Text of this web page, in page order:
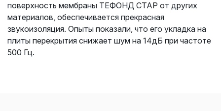
поверхность мембраны ТЕФОНД СТАР от других
материалов, обеспечивается прекрасная
звукоизоляция. Опыты показали, что его укладка на
плиты перекрытия снижает шум на 14дБ при частоте
500 Гц.